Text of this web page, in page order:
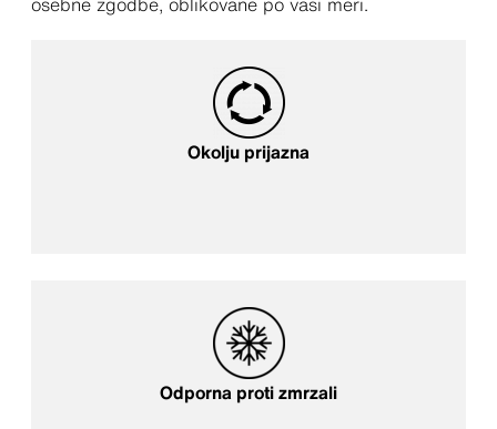
Okolju prijazna
Odporna proti zmrzali